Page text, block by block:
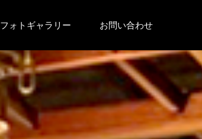
フォトギャラリー お問い合わせ